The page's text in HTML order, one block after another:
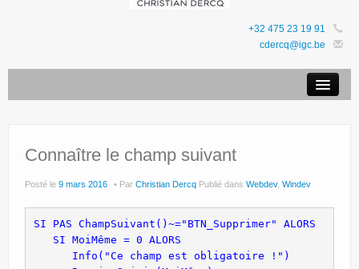
+32 475 23 19 91
cdercq@igc.be
Sites Web
Favoris
Site Principal
Politique de confidentialité
Connaître le champ suivant
Posté le 9 mars 2016 Par Christian Dercq Publié dans Webdev, Windev
SI PAS ChampSuivant()~="BTN_Supprimer" ALORS
   SI MoiMême = 0 ALORS
      Info("Ce champ est obligatoire !")